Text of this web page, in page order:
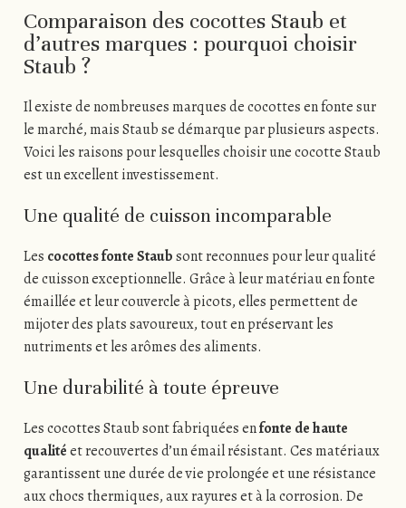
Comparaison des cocottes Staub et
d’autres marques : pourquoi choisir
Staub ?
Il existe de nombreuses marques de cocottes en fonte sur
le marché, mais Staub se démarque par plusieurs aspects.
Voici les raisons pour lesquelles choisir une cocotte Staub
est un excellent investissement.
Une qualité de cuisson incomparable
Les cocottes fonte Staubsont reconnues pour leur qualité
de cuisson exceptionnelle. Grâce à leur matériau en fonte
émaillée et leur couvercle à picots, elles permettent de
mijoter des plats savoureux, tout en préservant les
nutriments et les arômes des aliments.
Une durabilité à toute épreuve
Les cocottes Staub sont fabriquées enfonte de haute
qualitéet recouvertes d’un émail résistant. Ces matériaux
garantissent une durée de vie prolongée et une résistance
aux chocs thermiques, aux rayures et à la corrosion. De